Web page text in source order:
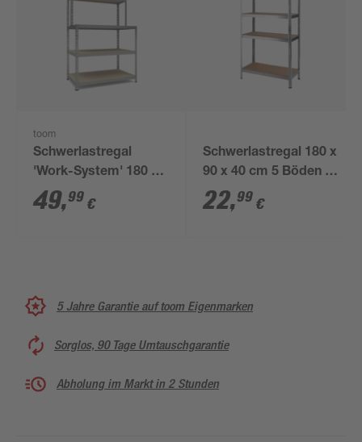
toom
Schwerlastregal
'Work-System' 180 x
100 x 30-60 cm 5
Böden à 100-175 kg
49,99 €
Schwerlastregal 180 x
90 x 40 cm 5 Böden à
175 kg
22,99 €
5 Jahre Garantie auf toom Eigenmarken
Sorglos, 90 Tage Umtauschgarantie
Abholung im Markt in 2 Stunden